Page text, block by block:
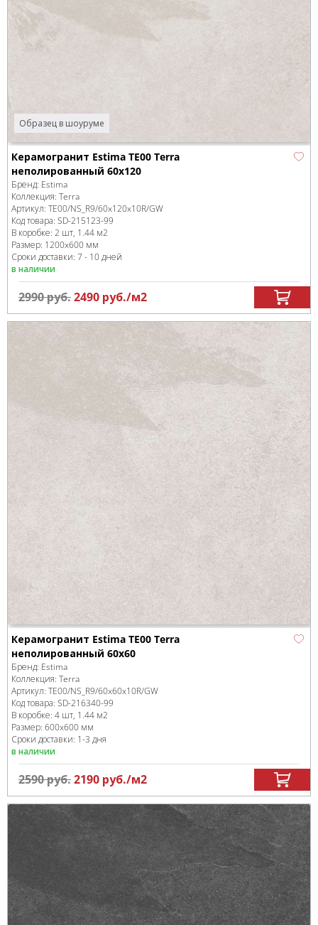
Образец в шоуруме
Керамогранит Estima TE00 Terra
неполированный 60x120
Бренд: Estima
Коллекция: Terra
Артикул: TE00/NS_R9/60x120x10R/GW
Код товара: SD-215123-99
В коробке: 2 шт, 1.44 м2
Размер: 1200x600 мм
Сроки доставки: 7 - 10 дней
в наличии
2990руб.2490 руб./м2
Керамогранит Estima TE00 Terra
неполированный 60x60
Бренд: Estima
Коллекция: Terra
Артикул: TE00/NS_R9/60x60x10R/GW
Код товара: SD-216340-99
В коробке: 4 шт, 1.44 м2
Размер: 600x600 мм
Сроки доставки: 1-3 дня
в наличии
2590руб.2190 руб./м2